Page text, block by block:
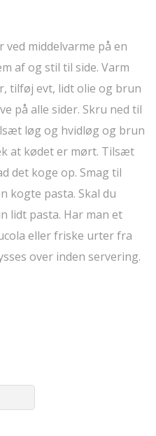
middelvarme på en
af og stil til side. Varm
tilføj evt, lidt olie og brun
på alle sider. Skru ned til
løg og hvidløg og brun
at kødet er mørt. Tilsæt
det koge op. Smag til
kogte pasta. Skal du
lidt pasta. Har man et
eller friske urter fra
over inden servering.